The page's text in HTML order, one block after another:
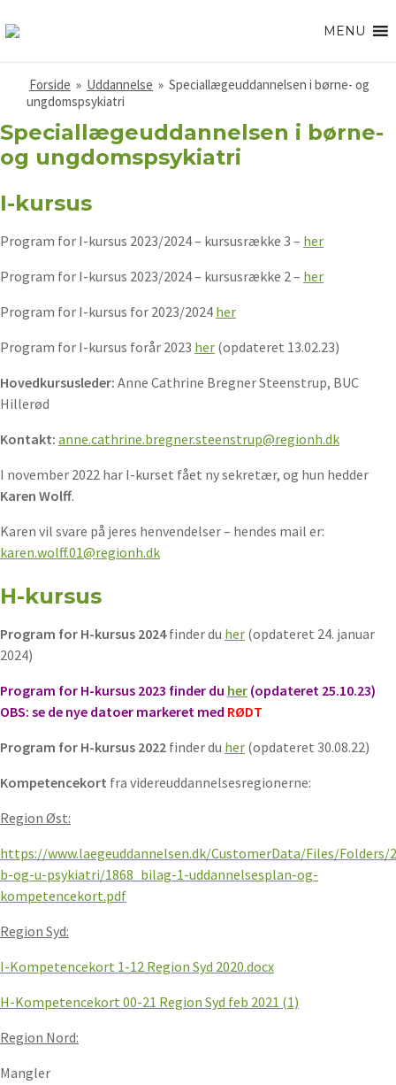
MENU
Forside » Uddannelse » Speciallægeuddannelsen i børne- og
ungdomspsykiatri
Speciallægeuddannelsen i børne-
og ungdomspsykiatri
I-kursus
Program for I-kursus 2023/2024 – kursusrække 3 – her
Program for I-kursus 2023/2024 – kursusrække 2 – her
Program for I-kursus for 2023/2024 her
Program for I-kursus forår 2023 her (opdateret 13.02.23)
Hovedkursusleder: Anne Cathrine Bregner Steenstrup, BUC
Hillerød
Kontakt: anne.cathrine.bregner.steenstrup@regionh.dk
I november 2022 har I-kurset fået ny sekretær, og hun hedder
Karen Wolff.
Karen vil svare på jeres henvendelser – hendes mail er:
karen.wolff.01@regionh.dk
H-kursus
Program for H-kursus 2024finder du her (opdateret 24. januar
2024)
Program for H-kursus 2023 finder du her (opdateret 25.10.23)
OBS: se de nye datoer markeret med RØDT
Program for H-kursus 2022 finder du her (opdateret 30.08.22)
Kompetencekort fra videreuddannelsesregionerne:
Region Øst:
https://www.laegeuddannelsen.dk/CustomerData/Files/Folders/
b-og-u-psykiatri/1868_bilag-1-uddannelsesplan-og-
kompetencekort.pdf
Region Syd:
I-Kompetencekort 1-12 Region Syd 2020.docx
H-Kompetencekort 00-21 Region Syd feb 2021 (1)
Region Nord:
Mangler